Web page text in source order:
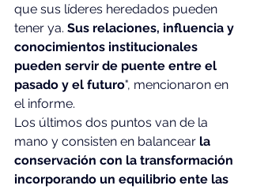
que sus líderes heredados pueden
tener ya. Sus relaciones, influencia y
conocimientos institucionales
pueden servir de puente entre el
pasado y el futuro", mencionaron en
el informe.
Los últimos dos puntos van de la
mano y consisten en balancear la
conservación con la transformación
incorporando un equilibrio ente las